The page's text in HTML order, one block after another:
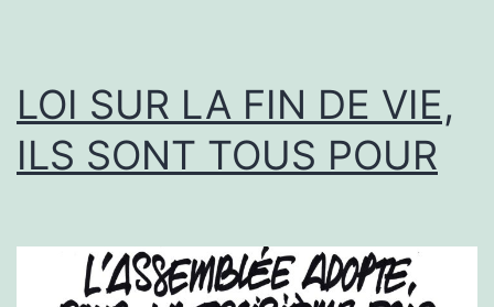
LOI SUR LA FIN DE VIE,
ILS SONT TOUS POUR